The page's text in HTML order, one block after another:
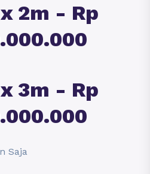
2m - Rp
3m - Rp
Saja